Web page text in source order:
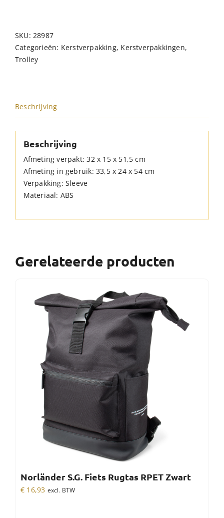
hoeveelheid
SKU:28987
Categorieën: Kerstverpakking, Kerstverpakkingen,
Trolley
Beschrijving
Beschrijving
Afmeting verpakt: 32 x 15 x 51,5 cm
Afmeting in gebruik: 33,5 x 24 x 54 cm
Verpakking: Sleeve
Materiaal: ABS
Gerelateerde producten
Norländer S.G. Fiets Rugtas RPET Zwart
€ 16,93 excl. BTW